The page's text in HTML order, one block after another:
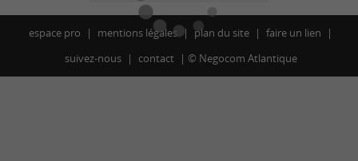
espace pro mentions légales plan du site
faire un lien
suivez-nous
contact © Negocom Atlantique